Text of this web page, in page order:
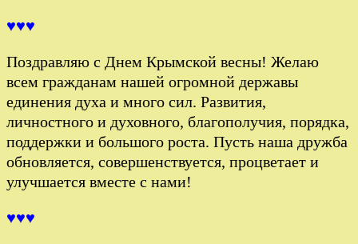
♥♥♥
Поздравляю с Днем Крымской весны! Желаю
всем гражданам нашей огромной державы
единения духа и много сил. Развития,
личностного и духовного, благополучия, порядка,
поддержки и большого роста. Пусть наша дружба
обновляется, совершенствуется, процветает и
улучшается вместе с нами!
♥♥♥